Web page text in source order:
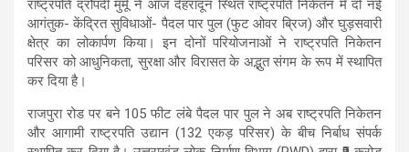
at
s
A
p
p
ce
b
o
o
k
e
gr
a
m
ail ar
e
राष्ट्रपति द्रौपदी मुर्मू ने आज देहरादून स्थित राष्ट्रपति निकेतन में दो नई
आगंतुक- केंद्रित सुविधाओं- पैदल पार पुल (फुट ओवर ब्रिज) और घुड़सवारी
क्षेत्र का लोकार्पण किया। इन दोनों परियोजनाओं ने राष्ट्रपति निकेतन
परिसर को आधुनिकता, सुरक्षा और विरासत के अद्भुत संगम के रूप में स्थापित
कर दिया है।
राजपुरा रोड पर बने 105 फीट लंबे पैदल पार पुल ने अब राष्ट्रपति निकेतन
और आगामी राष्ट्रपति उद्यान (132 एकड़ परिसर) के बीच निर्बाध संपर्क